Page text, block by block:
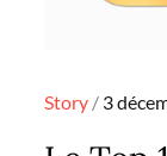
Story Posted
3